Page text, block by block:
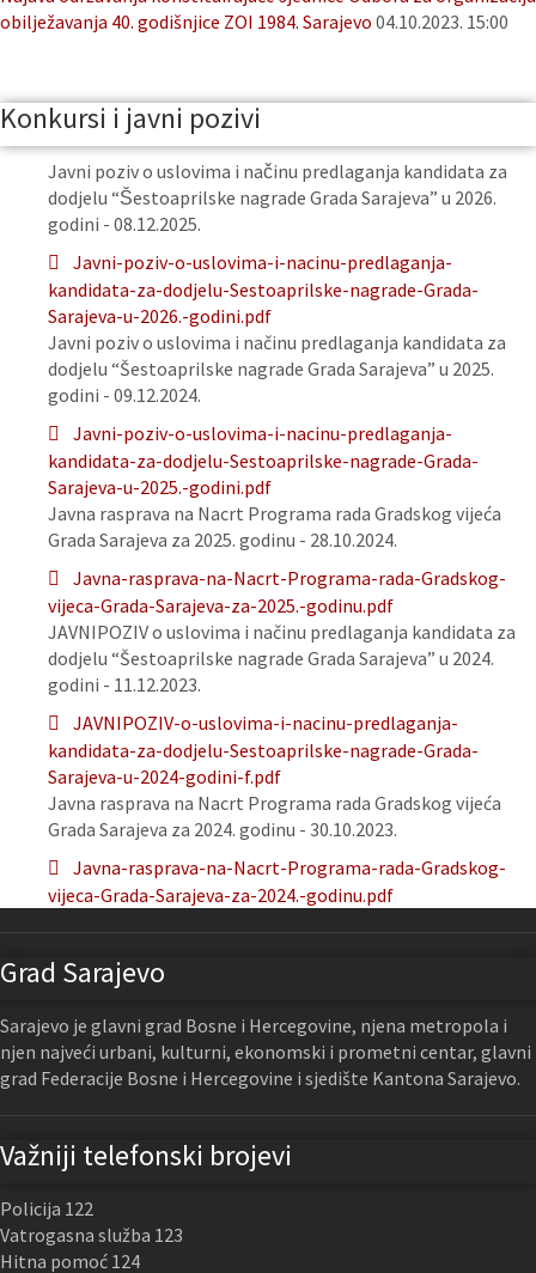
obilježavanja 40. godišnjice ZOI 1984. Sarajevo 04.10.2023. 15:00
Konkursi i javni pozivi
Javni poziv o uslovima i načinu predlaganja kandidata za
dodjelu “Šestoaprilske nagrade Grada Sarajeva” u 2026.
godini - 08.12.2025.
Javni-poziv-o-uslovima-i-nacinu-predlaganja-
kandidata-za-dodjelu-Sestoaprilske-nagrade-Grada-
Sarajeva-u-2026.-godini.pdf
Javni poziv o uslovima i načinu predlaganja kandidata za
dodjelu “Šestoaprilske nagrade Grada Sarajeva” u 2025.
godini - 09.12.2024.
Javni-poziv-o-uslovima-i-nacinu-predlaganja-
kandidata-za-dodjelu-Sestoaprilske-nagrade-Grada-
Sarajeva-u-2025.-godini.pdf
Javna rasprava na Nacrt Programa rada Gradskog vijeća
Grada Sarajeva za 2025. godinu - 28.10.2024.
Javna-rasprava-na-Nacrt-Programa-rada-Gradskog-
vijeca-Grada-Sarajeva-za-2025.-godinu.pdf
JAVNIPOZIV o uslovima i načinu predlaganja kandidata za
dodjelu “Šestoaprilske nagrade Grada Sarajeva” u 2024.
godini - 11.12.2023.
JAVNIPOZIV-o-uslovima-i-nacinu-predlaganja-
kandidata-za-dodjelu-Sestoaprilske-nagrade-Grada-
Sarajeva-u-2024-godini-f.pdf
Javna rasprava na Nacrt Programa rada Gradskog vijeća
Grada Sarajeva za 2024. godinu - 30.10.2023.
Javna-rasprava-na-Nacrt-Programa-rada-Gradskog-
vijeca-Grada-Sarajeva-za-2024.-godinu.pdf
Grad Sarajevo
Sarajevo je glavni grad Bosne i Hercegovine, njena metropola i
njen najveći urbani, kulturni, ekonomski i prometni centar, glavni
grad Federacije Bosne i Hercegovine i sjedište Kantona Sarajevo.
Važniji telefonski brojevi
Policija 122
Vatrogasna služba 123
Hitna pomoć 124